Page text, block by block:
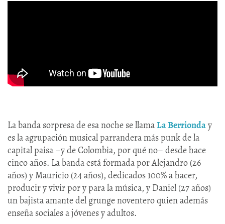
La banda sorpresa de esa noche se llamaLa Berrionday
es la agrupación musical parrandera más punk de la
capital paisa –y de Colombia, por qué no– desde hace
cinco años. La banda está formada por Alejandro (26
años) y Mauricio (24 años), dedicados 100% a hacer,
producir y vivir por y para la música, y Daniel (27 años)
un bajista amante del grunge noventero quien además
enseña sociales a jóvenes y adultos.